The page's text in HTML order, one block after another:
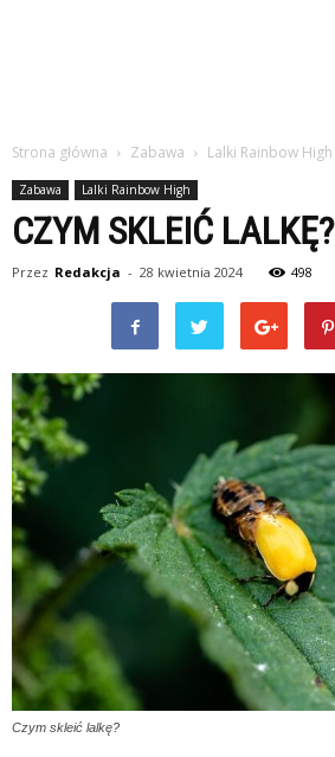
Strona główna Zabawa Lalki Rainbow High
Zabawa Lalki Rainbow High
CZYM SKLEIĆ LALKĘ?
Przez Redakcja - 28 kwietnia 2024 498
Czym skleić lalkę?